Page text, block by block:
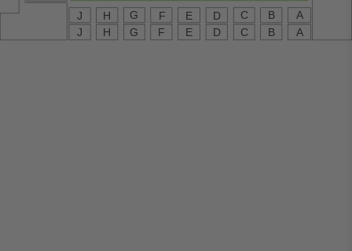
A
B
C
D
E
F
G
H
J
A
B
C
D
E
F
G
H
J